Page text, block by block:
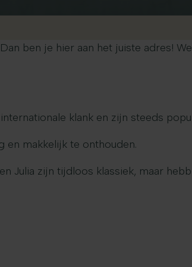
ben je hier aan het juiste adres!
klank en zijn steeds
en makkelijk te onthouden.
Julia zijn tijdloos klassiek, maar